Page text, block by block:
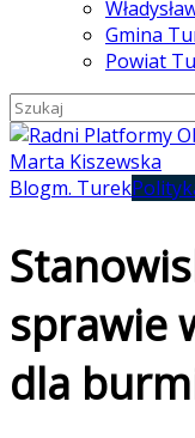
Gmina
Powiat
Blogm. Turek
sprawie
dla